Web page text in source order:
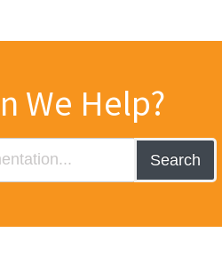
We Help?
Search